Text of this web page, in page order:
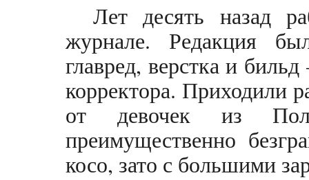
Лет десять назад
журнале. Редакция
главред, верстка и
корректора. Приходили
от девочек из
преимущественно
косо, зато с большими